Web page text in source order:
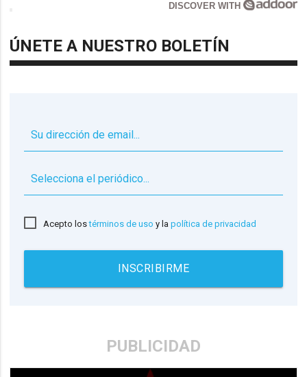
DISCOVER WITH
ÚNETE A NUESTRO BOLETÍN
Acepto lostérminos de uso y lapolítica de privacidad
INSCRIBIRME
PUBLICIDAD